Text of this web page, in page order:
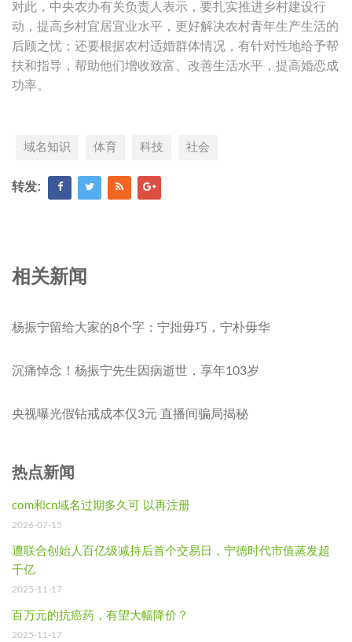
对此，中央农办有关负责人表示，要扎实推进乡村建设行
动，提高乡村宜居宜业水平，更好解决农村青年生产生活的
后顾之忧；还要根据农村适婚群体情况，有针对性地给予帮
扶和指导，帮助他们增收致富、改善生活水平，提高婚恋成
功率。
域名知识 体育 科技 社会
转发:
相关新闻
杨振宁留给大家的8个字：宁拙毋巧，宁朴毋华
沉痛悼念！杨振宁先生因病逝世，享年103岁
央视曝光假钻戒成本仅3元 直播间骗局揭秘
热点新闻
com和cn域名过期多久可 以再注册
2026-07-15
遭联合创始人百亿级减持后首个交易日，宁德时代市值蒸发超
千亿
2025-11-17
百万元的抗癌药，有望大幅降价？
2025-11-17